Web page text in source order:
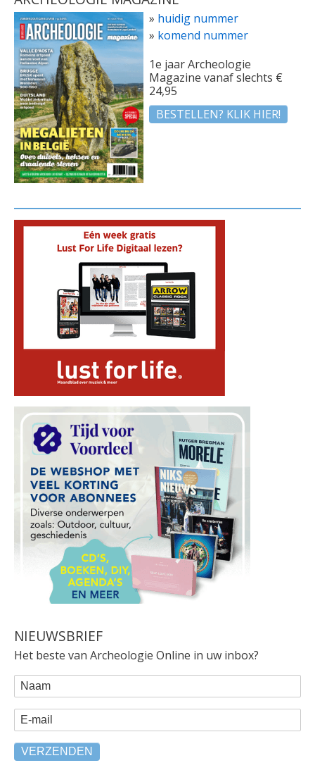
» huidig nummer
» komend nummer
1e jaar Archeologie
Magazine vanaf slechts €
24,95
BESTELLEN? KLIK HIER!
NIEUWSBRIEF
Het beste van Archeologie Online in uw inbox?
WEBFORM
Naam
E-mail